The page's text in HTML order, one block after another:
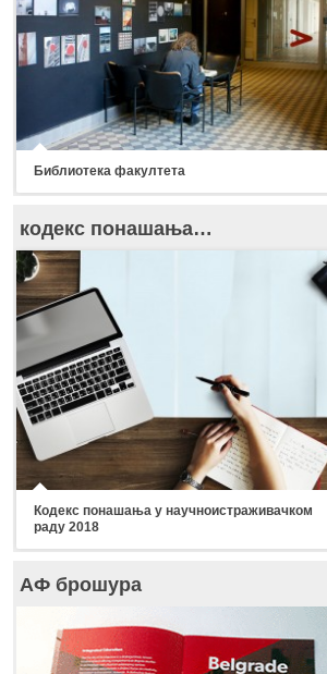
Библиотека факултета
кодекс понашања…
Кодекс понашања у научноистраживачком
раду 2018
АФ брошура